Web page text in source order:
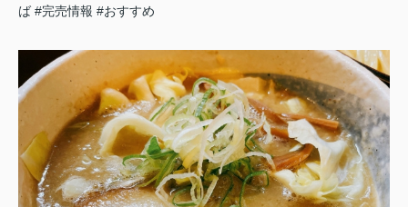
ば #完売情報 #おすすめ